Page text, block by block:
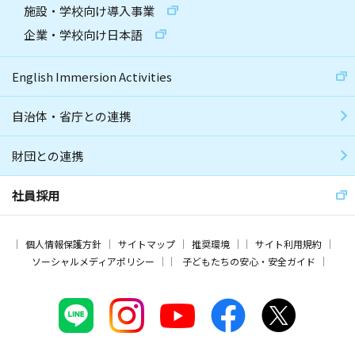
施設・学校向け導入事業
企業・学校向け日本語
English Immersion Activities
自治体・省庁との連携
財団との連携
社員採用
個人情報保護方針 サイトマップ 推奨環境
サイト利用規約
ソーシャルメディアポリシー
子どもたちの安心・安全ガイド